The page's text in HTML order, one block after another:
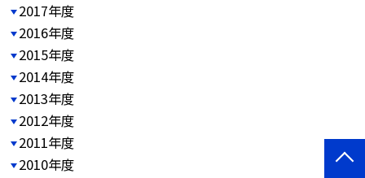
2017年度
2016年度
2015年度
2014年度
2013年度
2012年度
2011年度
2010年度